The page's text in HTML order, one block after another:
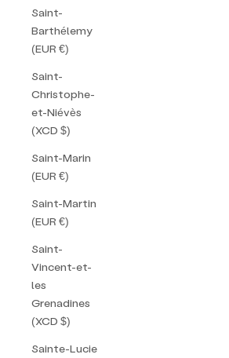
Saint-
Barthélemy
(EUR €)
Saint-
Christophe-
et-Niévès
(XCD $)
Saint-Marin
(EUR €)
Saint-Martin
(EUR €)
Saint-
Vincent-et-
les
Grenadines
(XCD $)
Sainte-Lucie